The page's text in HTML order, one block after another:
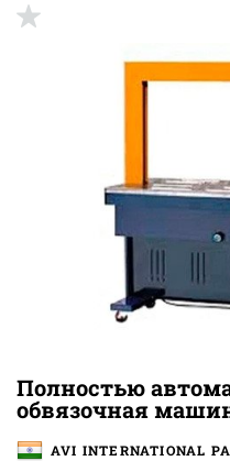
Полностью
обвязочная
AVI INTERNATIONAL